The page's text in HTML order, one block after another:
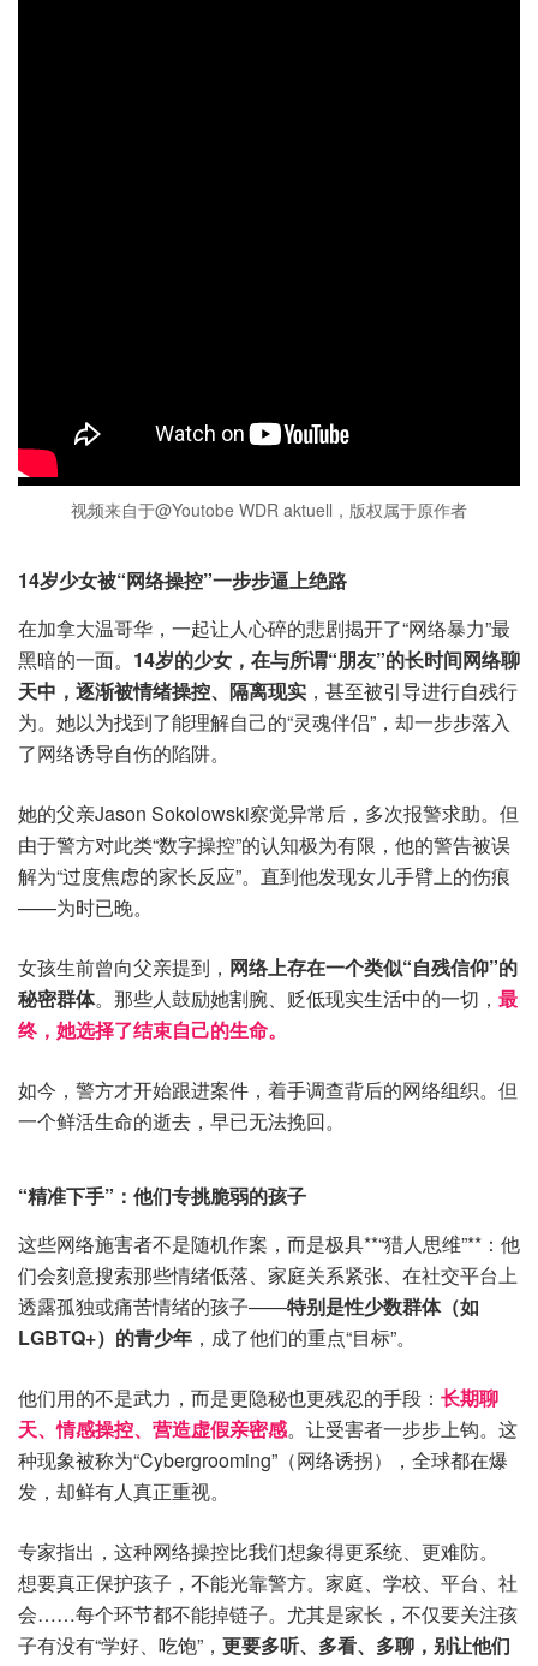
视频来自于@Youtobe WDR aktuell，版权属于原作者
14岁少女被“网络操控”一步步逼上绝路
在加拿大温哥华，一起让人心碎的悲剧揭开了“网络暴力”最
黑暗的一面。 14岁的少女，在与所谓“朋友”的长时间网络聊
天中，逐渐被情绪操控、隔离现实 ，甚至被引导进行自残行
为。她以为找到了能理解自己的“灵魂伴侣”，却一步步落入
了网络诱导自伤的陷阱。
她的父亲Jason Sokolowski察觉异常后，多次报警求助。但
由于警方对此类“数字操控”的认知极为有限，他的警告被误
解为“过度焦虑的家长反应”。直到他发现女儿手臂上的伤痕
——为时已晚。
女孩生前曾向父亲提到， 网络上存在一个类似“自残信仰”的
秘密群体。那些人鼓励她割腕、贬低现实生活中的一切， 最
终，她选择了结束自己的生命。
如今，警方才开始跟进案件，着手调查背后的网络组织。但
一个鲜活生命的逝去，早已无法挽回。
“精准下手”：他们专挑脆弱的孩子
这些网络施害者不是随机作案，而是极具**“猎人思维”**：他
们会刻意搜索那些情绪低落、家庭关系紧张、在社交平台上
透露孤独或痛苦情绪的孩子——特别是性少数群体（如
LGBTQ+）的青少年 ，成了他们的重点“目标”。
他们用的不是武力，而是更隐秘也更残忍的手段： 长期聊
天、情感操控、营造虚假亲密感。让受害者一步步上钩。这
种现象被称为“Cybergrooming”（网络诱拐），全球都在爆
发，却鲜有人真正重视。
专家指出，这种网络操控比我们想象得更系统、更难防。
想要真正保护孩子，不能光靠警方。家庭、学校、平台、社
会……每个环节都不能掉链子。尤其是家长，不仅要关注孩
子有没有“学好、吃饱”， 更要多听、多看、多聊，别让他们